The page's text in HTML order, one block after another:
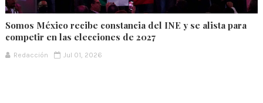
Somos México recibe constancia del INE y se alista para
competir en las elecciones de 2027
Redacción Jul 01, 2026